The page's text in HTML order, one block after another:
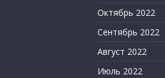
Октябрь 2022
Сентябрь 2022
Август 2022
Июль 2022